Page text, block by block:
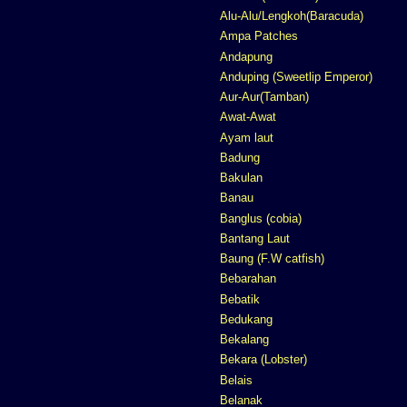
Alu-Alu/Lengkoh(Baracuda)
Ampa Patches
Andapung
Anduping (Sweetlip Emperor)
Aur-Aur(Tamban)
Awat-Awat
Ayam laut
Badung
Bakulan
Banau
Banglus (cobia)
Bantang Laut
Baung (F.W catfish)
Bebarahan
Bebatik
Bedukang
Bekalang
Bekara (Lobster)
Belais
Belanak